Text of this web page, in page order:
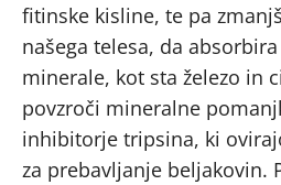
fitinske kisline, te pa
našega telesa, da
minerale, kot sta železo in
povzroči mineralne
inhibitorje tripsina, ki
za prebavljanje beljakovin.